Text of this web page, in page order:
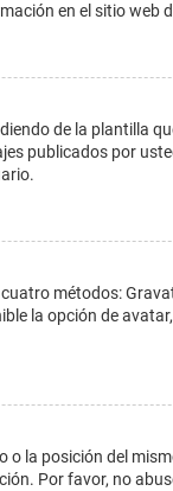
en el sitio web
de la plantilla
publicados por
métodos:
la opción de
la posición del
Por favor, no